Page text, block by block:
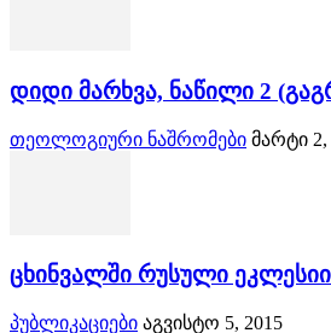
დიდი მარხვა, ნაწილი 2
თეოლოგიური ნაშრომები მარტი 2,
ცხინვალში რუსული
პუბლიკაციები აგვისტო 5, 2015